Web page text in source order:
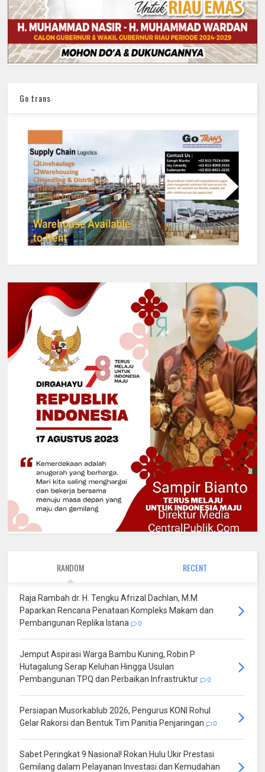
Go trans
RANDOM RECENT
Raja Rambah dr. H. Tengku Afrizal Dachlan, M.M.
Paparkan Rencana Penataan Kompleks Makam dan
Pembangunan Replika Istana
0
Jemput Aspirasi Warga Bambu Kuning, Robin P
Hutagalung Serap Keluhan Hingga Usulan
Pembangunan TPQ dan Perbaikan Infrastruktur
0
Persiapan Musorkablub 2026, Pengurus KONI Rohul
Gelar Rakorsi dan Bentuk Tim Panitia Penjaringan
0
Sabet Peringkat 9 Nasional! Rokan Hulu Ukir Prestasi
Gemilang dalam Pelayanan Investasi dan Kemudahan